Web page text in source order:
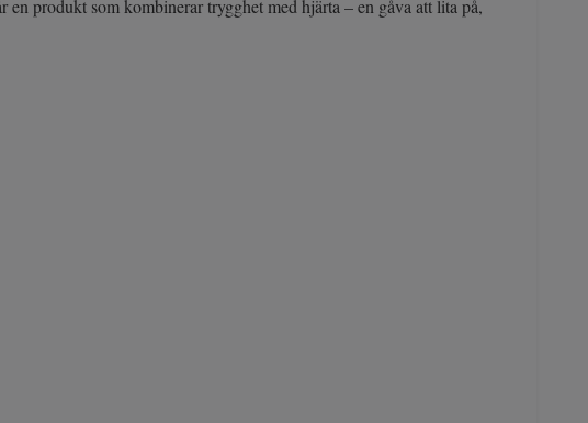
produkt som kombinerar trygghet med hjärta – en gåva att lita på,